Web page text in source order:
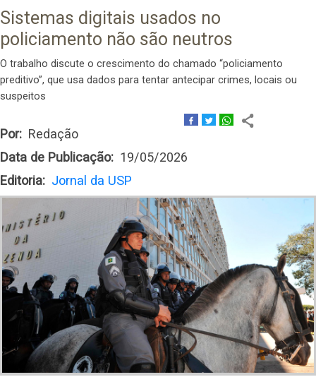
Sistemas digitais usados no
policiamento não são neutros
O trabalho discute o crescimento do chamado “policiamento
preditivo”, que usa dados para tentar antecipar crimes, locais ou
suspeitos
Por
Redação
Data de Publicação
19/05/2026
Editoria
Jornal da USP